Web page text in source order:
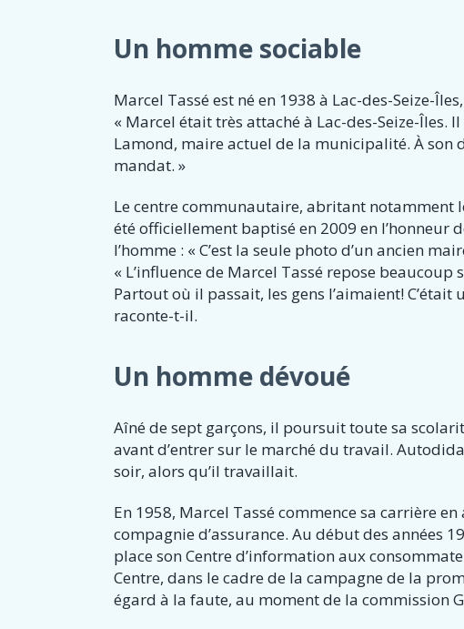
Un homme sociable
Marcel Tassé est né en 1938 à Lac-des-Seize-
« Marcel était très attaché à Lac-des-Seize-Îles.
Lamond, maire actuel de la municipalité. À son
mandat. »
Le centre communautaire, abritant
été officiellement baptisé en 2009 en l’honneur
l’homme : « C’est la seule photo d’un ancien
« L’influence de Marcel Tassé repose
Partout où il passait, les gens l’aimaient!
raconte-t-il.
Un homme dévoué
Aîné de sept garçons, il poursuit toute sa
avant d’entrer sur le marché du travail.
soir, alors qu’il travaillait.
En 1958, Marcel Tassé commence sa carrière
compagnie d’assurance. Au début des années
place son Centre d’information aux
Centre, dans le cadre de la campagne de la
égard à la faute, au moment de la commission